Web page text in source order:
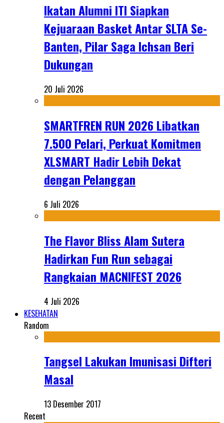
Ikatan Alumni ITI Siapkan
Kejuaraan Basket Antar SLTA Se-
Banten, Pilar Saga Ichsan Beri
Dukungan
20 Juli 2026
SMARTFREN RUN 2026 Libatkan
7.500 Pelari, Perkuat Komitmen
XLSMART Hadir Lebih Dekat
dengan Pelanggan
6 Juli 2026
The Flavor Bliss Alam Sutera
Hadirkan Fun Run sebagai
Rangkaian MACNIFEST 2026
4 Juli 2026
KESEHATAN
Random
Tangsel Lakukan Imunisasi Difteri
Masal
13 Desember 2017
Recent